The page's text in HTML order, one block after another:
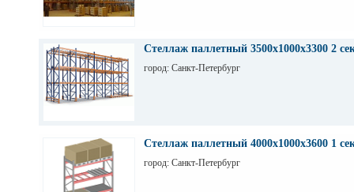
Стеллаж паллетный 3500х1000х3300 2
город: Санкт-Петербург
Стеллаж паллетный 4000х1000х3600 1
город: Санкт-Петербург